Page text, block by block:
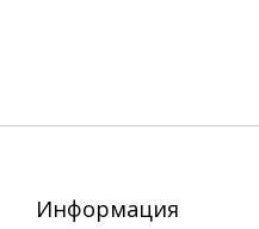
Информация